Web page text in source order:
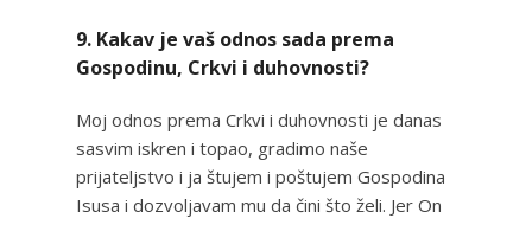
9. Kakav je vaš odnos sada prema
Gospodinu, Crkvi i duhovnosti?
Moj odnos prema Crkvi i duhovnosti je danas
sasvim iskren i topao, gradimo naše
prijateljstvo i ja štujem i poštujem Gospodina
Isusa i dozvoljavam mu da čini što želi. Jer On